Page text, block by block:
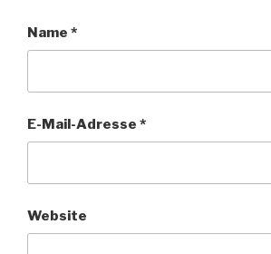
Name *
E-Mail-Adresse *
Website